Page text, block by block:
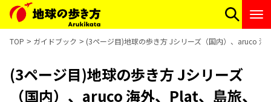
TOP ガイドブック (3ページ目)地球の歩き方 Jシリーズ（国内）、aruco
(3ページ目)地球の歩き方 Jシリーズ
（国内）、aruco 海外、Plat、島旅、